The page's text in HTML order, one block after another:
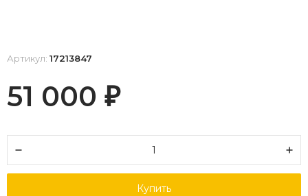
Артикул: 17213847
51 000 ₽
Купить